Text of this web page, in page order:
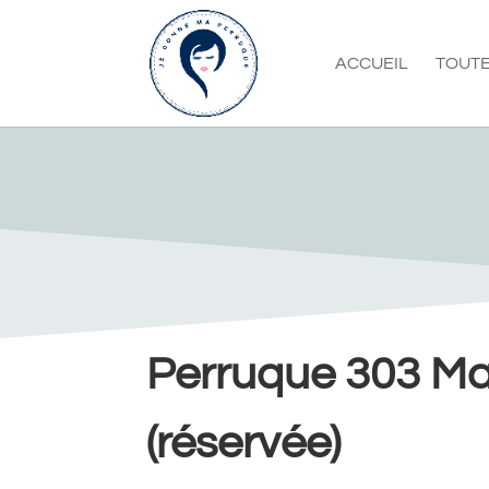
ACCUEIL
Perruque 303
(réservée)